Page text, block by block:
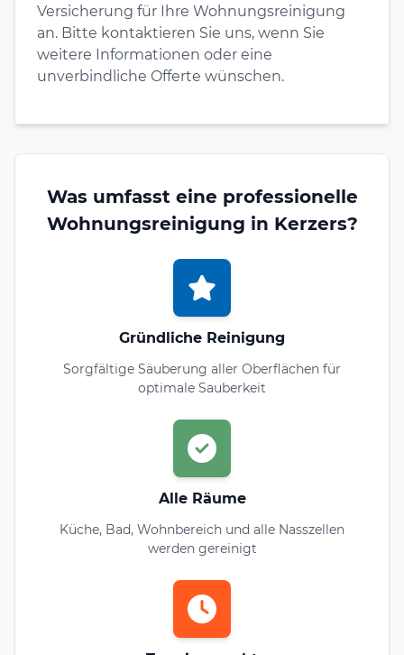
Versicherung für Ihre Wohnungsreinigung
an. Bitte kontaktieren Sie uns, wenn Sie
weitere Informationen oder eine
unverbindliche Offerte wünschen.
Was umfasst eine professionelle
Wohnungsreinigung in Kerzers?
Gründliche Reinigung
Sorgfältige Säuberung aller Oberflächen für
optimale Sauberkeit
Alle Räume
Küche, Bad, Wohnbereich und alle Nasszellen
werden gereinigt